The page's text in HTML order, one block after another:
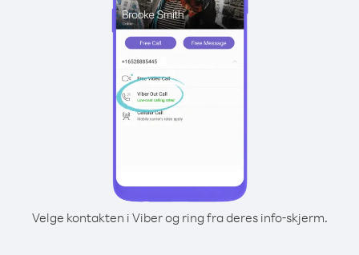
Velge kontakten i Viber og ring fra deres info-skjerm.